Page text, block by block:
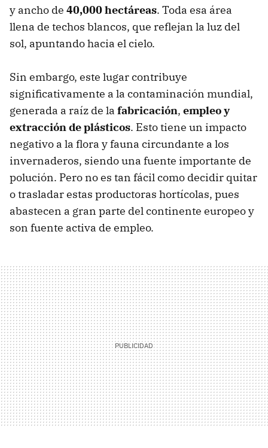
y ancho de 40,000 hectáreas. Toda esa área
llena de techos blancos, que reflejan la luz del
sol, apuntando hacia el cielo.
Sin embargo, este lugar contribuye
significativamente a la contaminación mundial,
generada a raíz de la fabricación, empleo y
extracción de plásticos. Esto tiene un impacto
negativo a la flora y fauna circundante a los
invernaderos, siendo una fuente importante de
polución. Pero no es tan fácil como decidir quitar
o trasladar estas productoras hortícolas, pues
abastecen a gran parte del continente europeo y
son fuente activa de empleo.